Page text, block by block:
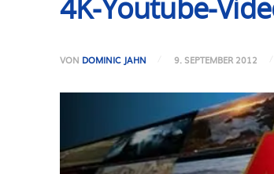
4K-Youtube-
VON DOMINIC JAHN 9. SEPTEMBER 2012